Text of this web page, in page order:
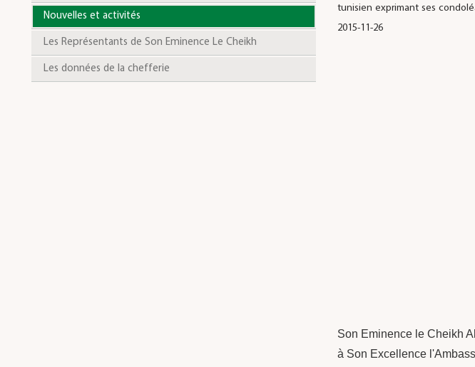
Nouvelles et activités
Les Représentants de Son Eminence Le Cheikh
Les données de la chefferie
tunisien exprimant ses
2015-11-26
Son Eminence le Cheikh
à Son Excellence